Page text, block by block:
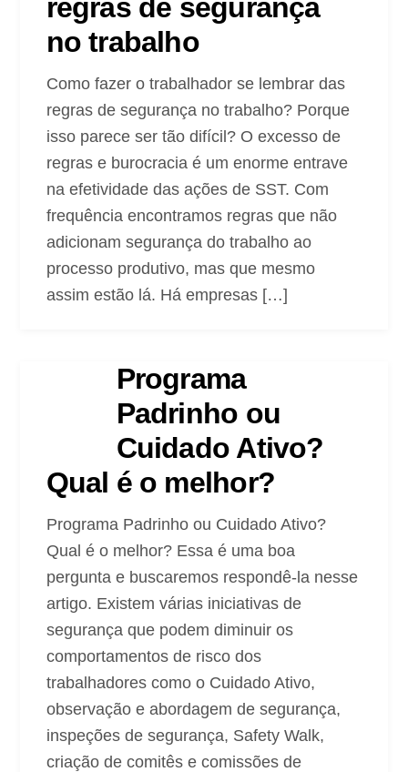
regras de segurança
no trabalho
Como fazer o trabalhador se lembrar das
regras de segurança no trabalho? Porque
isso parece ser tão difícil? O excesso de
regras e burocracia é um enorme entrave
na efetividade das ações de SST. Com
frequência encontramos regras que não
adicionam segurança do trabalho ao
processo produtivo, mas que mesmo
assim estão lá. Há empresas […]
Programa
Padrinho ou
Cuidado Ativo?
Qual é o melhor?
Programa Padrinho ou Cuidado Ativo?
Qual é o melhor? Essa é uma boa
pergunta e buscaremos respondê-la nesse
artigo. Existem várias iniciativas de
segurança que podem diminuir os
comportamentos de risco dos
trabalhadores como o Cuidado Ativo,
observação e abordagem de segurança,
inspeções de segurança, Safety Walk,
criação de comitês e comissões de